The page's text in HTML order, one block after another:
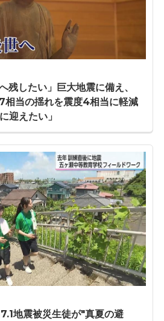
残したい」巨大地震に備え、
当の揺れを震度4相当に軽減
迎えたい」
地震被災生徒が"真夏の避